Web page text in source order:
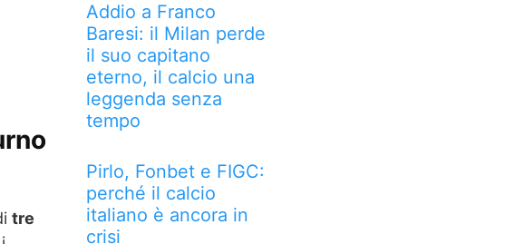
tre
Addio a Franco
Baresi: il Milan perde
il suo capitano
eterno, il calcio una
leggenda senza
tempo
Pirlo, Fonbet e FIGC:
perché il calcio
italiano è ancora in
crisi